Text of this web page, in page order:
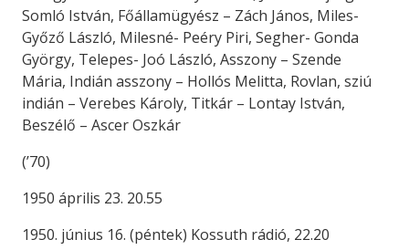
Somló István, Főállamügyész – Zách János, Miles-
Győző László, Milesné- Peéry Piri, Segher- Gonda
György, Telepes- Joó László, Asszony – Szende
Mária, Indián asszony – Hollós Melitta, Rovlan, sziú
indián – Verebes Károly, Titkár – Lontay István,
Beszélő – Ascer Oszkár
(’70)
1950 április 23. 20.55
1950. június 16. (péntek) Kossuth rádió, 22.20